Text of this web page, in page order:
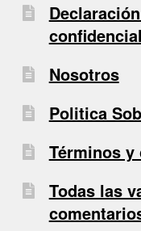
Nosotros
Politica
Términos
Todas las